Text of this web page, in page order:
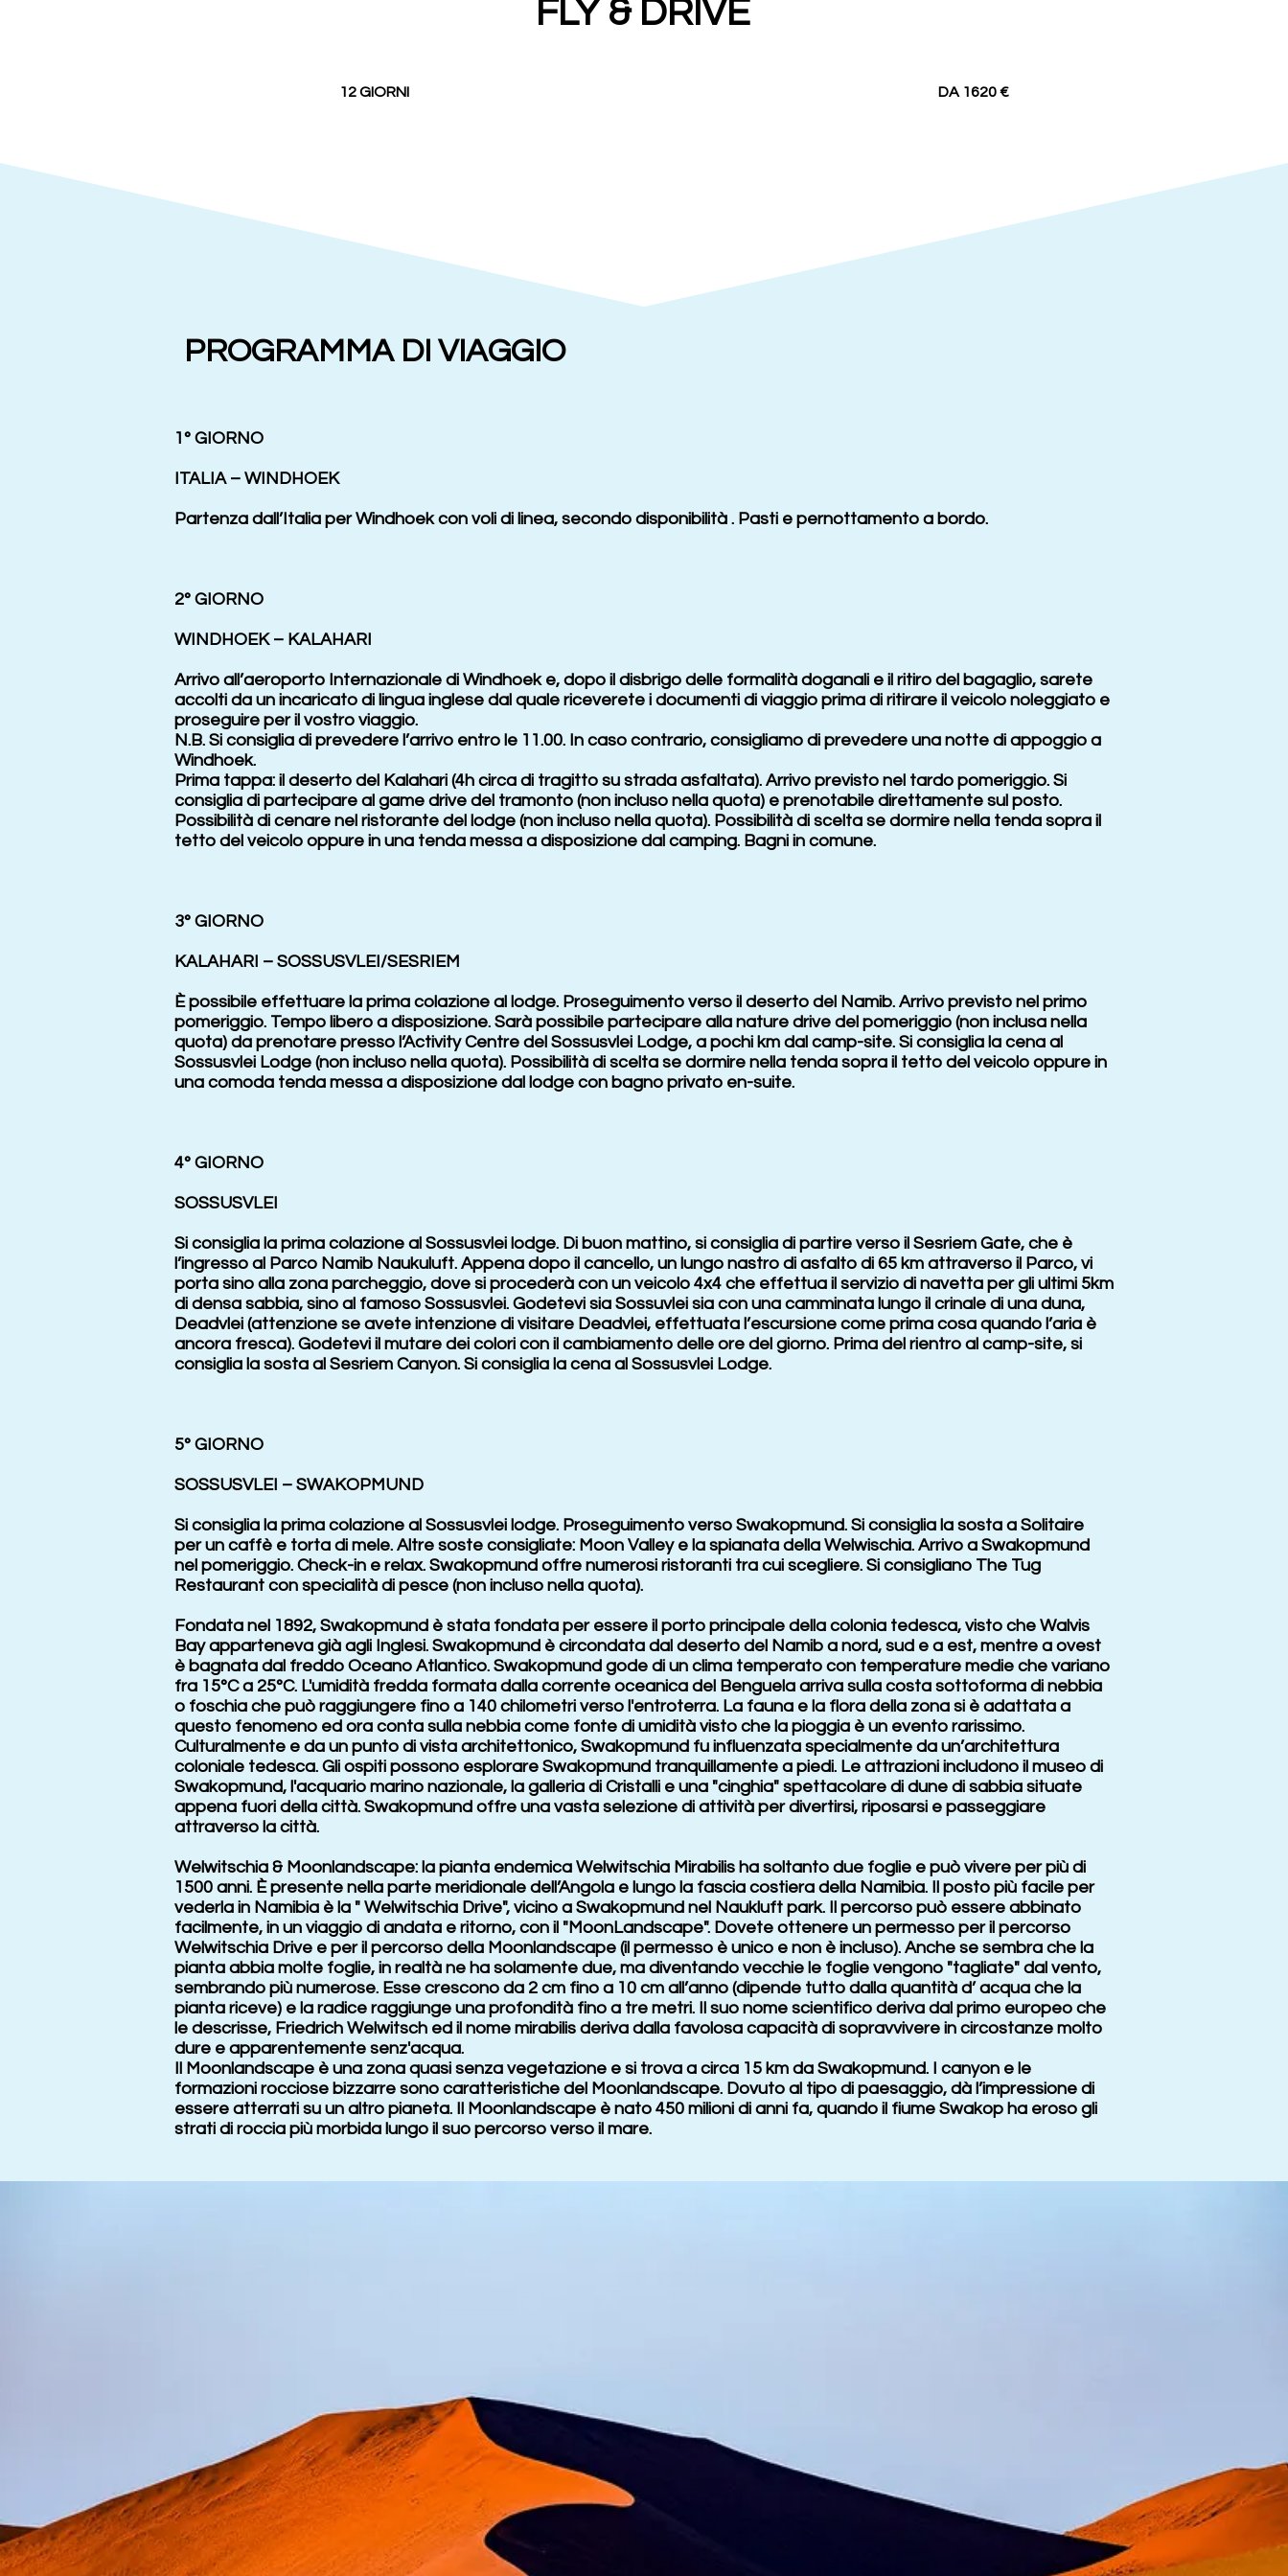
FLY & DRIVE
12 GIORNI DA 1620 €
PROGRAMMA DI VIAGGIO
1° GIORNO
ITALIA – WINDHOEK
Partenza dall’Italia per Windhoek con voli di linea, secondo disponibilità . Pasti e pernottamento a bordo.
2° GIORNO
WINDHOEK – KALAHARI
Arrivo all’aeroporto Internazionale di Windhoek e, dopo il disbrigo delle formalità doganali e il ritiro del bagaglio, sarete
accolti da un incaricato di lingua inglese dal quale riceverete i documenti di viaggio prima di ritirare il veicolo noleggiato e
proseguire per il vostro viaggio.
N.B. Si consiglia di prevedere l’arrivo entro le 11.00. In caso contrario, consigliamo di prevedere una notte di appoggio a
Windhoek.
Prima tappa: il deserto del Kalahari (4h circa di tragitto su strada asfaltata). Arrivo previsto nel tardo pomeriggio. Si
consiglia di partecipare al game drive del tramonto (non incluso nella quota) e prenotabile direttamente sul posto.
Possibilità di cenare nel ristorante del lodge (non incluso nella quota). Possibilità di scelta se dormire nella tenda sopra il
tetto del veicolo oppure in una tenda messa a disposizione dal camping. Bagni in comune.
3° GIORNO
KALAHARI – SOSSUSVLEI/SESRIEM
È possibile effettuare la prima colazione al lodge. Proseguimento verso il deserto del Namib. Arrivo previsto nel primo
pomeriggio. Tempo libero a disposizione. Sarà possibile partecipare alla nature drive del pomeriggio (non inclusa nella
quota) da prenotare presso l’Activity Centre del Sossusvlei Lodge, a pochi km dal camp-site. Si consiglia la cena al
Sossusvlei Lodge (non incluso nella quota). Possibilità di scelta se dormire nella tenda sopra il tetto del veicolo oppure in
una comoda tenda messa a disposizione dal lodge con bagno privato en-suite.
4° GIORNO
SOSSUSVLEI
Si consiglia la prima colazione al Sossusvlei lodge. Di buon mattino, si consiglia di partire verso il Sesriem Gate, che è
l’ingresso al Parco Namib Naukuluft. Appena dopo il cancello, un lungo nastro di asfalto di 65 km attraverso il Parco, vi
porta sino alla zona parcheggio, dove si procederà con un veicolo 4x4 che effettua il servizio di navetta per gli ultimi 5km
di densa sabbia, sino al famoso Sossusvlei. Godetevi sia Sossuvlei sia con una camminata lungo il crinale di una duna,
Deadvlei (attenzione se avete intenzione di visitare Deadvlei, effettuata l’escursione come prima cosa quando l’aria è
ancora fresca). Godetevi il mutare dei colori con il cambiamento delle ore del giorno. Prima del rientro al camp-site, si
consiglia la sosta al Sesriem Canyon. Si consiglia la cena al Sossusvlei Lodge.
5° GIORNO
SOSSUSVLEI – SWAKOPMUND
Si consiglia la prima colazione al Sossusvlei lodge. Proseguimento verso Swakopmund. Si consiglia la sosta a Solitaire
per un caffè e torta di mele. Altre soste consigliate: Moon Valley e la spianata della Welwischia. Arrivo a Swakopmund
nel pomeriggio. Check-in e relax. Swakopmund offre numerosi ristoranti tra cui scegliere. Si consigliano The Tug
Restaurant con specialità di pesce (non incluso nella quota).
Fondata nel 1892, Swakopmund è stata fondata per essere il porto principale della colonia tedesca, visto che Walvis
Bay apparteneva già agli Inglesi. Swakopmund è circondata dal deserto del Namib a nord, sud e a est, mentre a ovest
è bagnata dal freddo Oceano Atlantico. Swakopmund gode di un clima temperato con temperature medie che variano
fra 15°C a 25°C. L'umidità fredda formata dalla corrente oceanica del Benguela arriva sulla costa sottoforma di nebbia
o foschia che può raggiungere fino a 140 chilometri verso l'entroterra. La fauna e la flora della zona si è adattata a
questo fenomeno ed ora conta sulla nebbia come fonte di umidità visto che la pioggia è un evento rarissimo.
Culturalmente e da un punto di vista architettonico, Swakopmund fu influenzata specialmente da un’architettura
coloniale tedesca. Gli ospiti possono esplorare Swakopmund tranquillamente a piedi. Le attrazioni includono il museo di
Swakopmund, l'acquario marino nazionale, la galleria di Cristalli e una "cinghia" spettacolare di dune di sabbia situate
appena fuori della città. Swakopmund offre una vasta selezione di attività per divertirsi, riposarsi e passeggiare
attraverso la città.
Welwitschia & Moonlandscape: la pianta endemica Welwitschia Mirabilis ha soltanto due foglie e può vivere per più di
1500 anni. È presente nella parte meridionale dell’Angola e lungo la fascia costiera della Namibia. Il posto più facile per
vederla in Namibia è la " Welwitschia Drive", vicino a Swakopmund nel Naukluft park. Il percorso può essere abbinato
facilmente, in un viaggio di andata e ritorno, con il "MoonLandscape". Dovete ottenere un permesso per il percorso
Welwitschia Drive e per il percorso della Moonlandscape (il permesso è unico e non è incluso). Anche se sembra che la
pianta abbia molte foglie, in realtà ne ha solamente due, ma diventando vecchie le foglie vengono "tagliate" dal vento,
sembrando più numerose. Esse crescono da 2 cm fino a 10 cm all’anno (dipende tutto dalla quantità d’ acqua che la
pianta riceve) e la radice raggiunge una profondità fino a tre metri. Il suo nome scientifico deriva dal primo europeo che
le descrisse, Friedrich Welwitsch ed il nome mirabilis deriva dalla favolosa capacità di sopravvivere in circostanze molto
dure e apparentemente senz'acqua.
Il Moonlandscape è una zona quasi senza vegetazione e si trova a circa 15 km da Swakopmund. I canyon e le
formazioni rocciose bizzarre sono caratteristiche del Moonlandscape. Dovuto al tipo di paesaggio, dà l’impressione di
essere atterrati su un altro pianeta. Il Moonlandscape è nato 450 milioni di anni fa, quando il fiume Swakop ha eroso gli
strati di roccia più morbida lungo il suo percorso verso il mare.